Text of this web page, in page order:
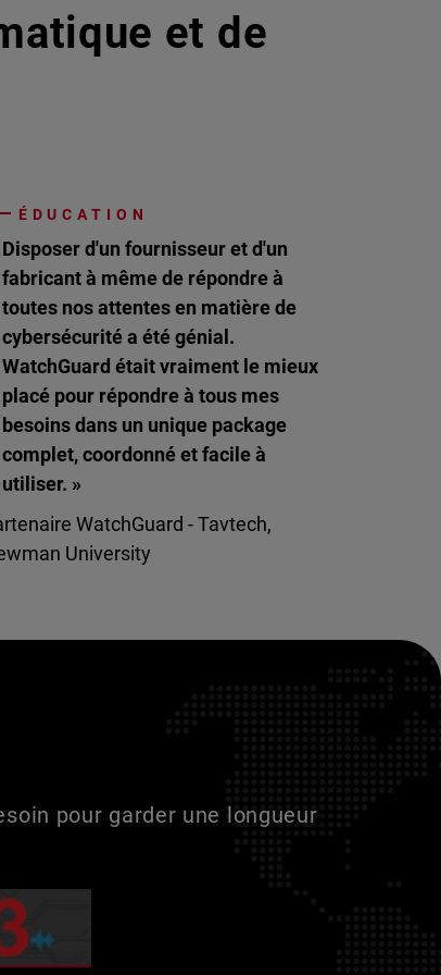
et de
ÉDUCATION
Disposer d'un fournisseur et d'un
fabricant à même de répondre à
toutes nos attentes en matière de
cybersécurité a été génial.
WatchGuard était vraiment le mieux
placé pour répondre à tous mes
besoins dans un unique package
complet, coordonné et facile à
utiliser. »
WatchGuard - Tavtech,
University
pour garder une longueur